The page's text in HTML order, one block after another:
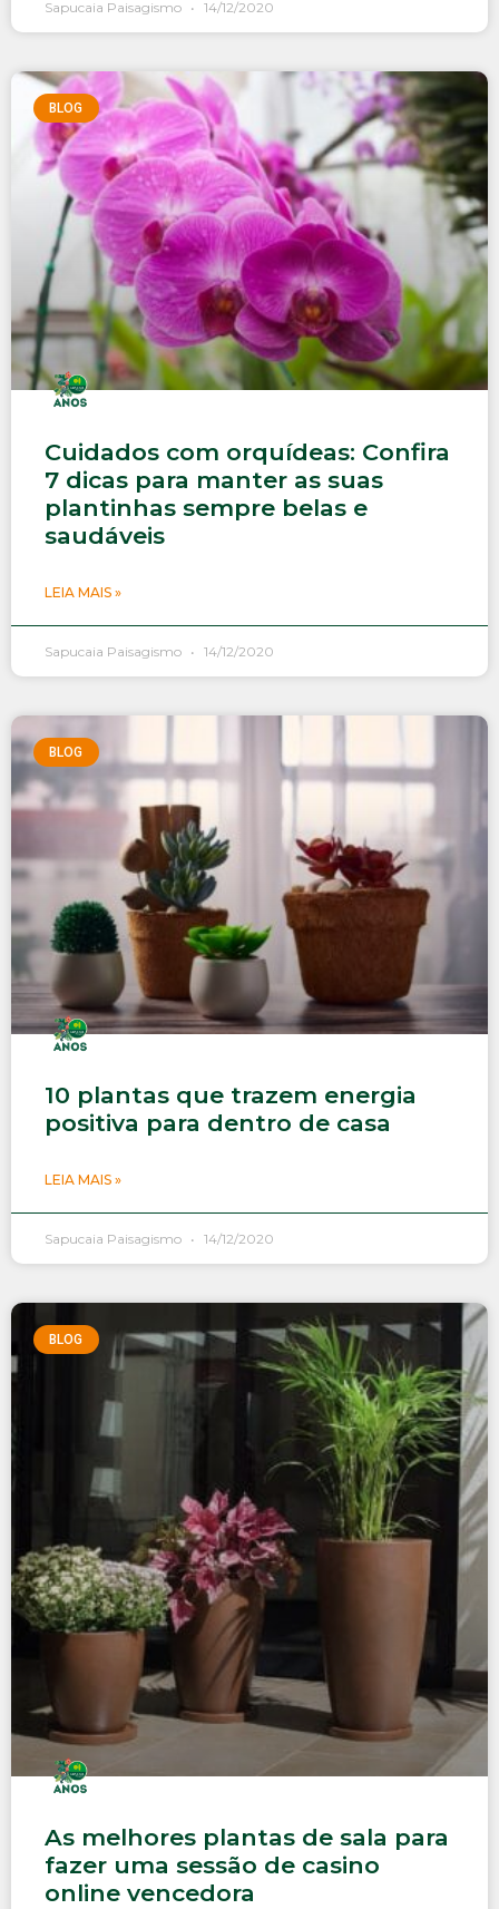
Sapucaia Paisagismo 14/12/2020
BLOG
Cuidados com orquídeas: Confira
7 dicas para manter as suas
plantinhas sempre belas e
saudáveis
LEIA MAIS »
Sapucaia Paisagismo 14/12/2020
BLOG
10 plantas que trazem energia
positiva para dentro de casa
LEIA MAIS »
Sapucaia Paisagismo 14/12/2020
BLOG
As melhores plantas de sala para
fazer uma sessão de casino
online vencedora